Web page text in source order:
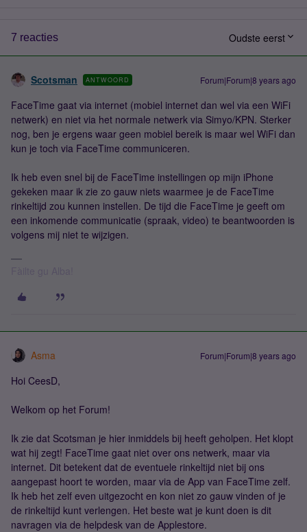
7 reacties Oudste eerst
Scotsman ANTWOORD Forum|Forum|8 years ago
FaceTime gaat via internet (mobiel internet dan wel via een WiFi
netwerk) en niet via het normale netwerk via Simyo/KPN. Sterker
nog, ben je ergens waar geen mobiel bereik is maar wel WiFi dan
kun je toch via FaceTime communiceren.
Ik heb even snel bij de FaceTime instellingen op mijn iPhone
gekeken maar ik zie zo gauw niets waarmee je de FaceTime
rinkeltijd zou kunnen instellen. De tijd die FaceTime je geeft om
een inkomende communicatie (spraak, video) te beantwoorden is
volgens mij niet te wijzigen.
Asma Forum|Forum|8 years ago
Hoi CeesD,
Welkom op het Forum!
Ik zie dat Scotsman je hier inmiddels bij heeft geholpen. Het klopt
wat hij zegt! FaceTime gaat niet over ons netwerk, maar via
internet. Dit betekent dat de eventuele rinkeltijd niet bij ons
aangepast hoort te worden, maar via de App van FaceTime zelf.
Ik heb het zelf even uitgezocht en kon niet zo gauw vinden of je
de rinkeltijd kunt verlengen. Het beste wat je kunt doen is dit
navragen via de helpdesk van de Applestore.